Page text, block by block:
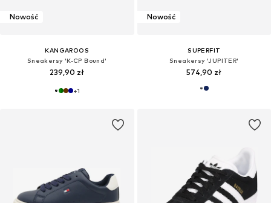
Nowość
KANGAROOS
Sneakersy 'K-CP Bound'
239,90 zł
+1
Nowość
SUPERFIT
Sneakersy 'JUPITER'
574,90 zł